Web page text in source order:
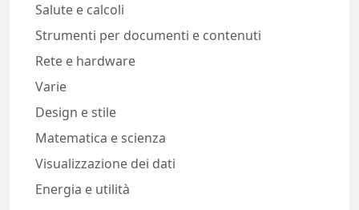
Salute e calcoli
Strumenti per documenti e contenuti
Rete e hardware
Varie
Design e stile
Matematica e scienza
Visualizzazione dei dati
Energia e utilità